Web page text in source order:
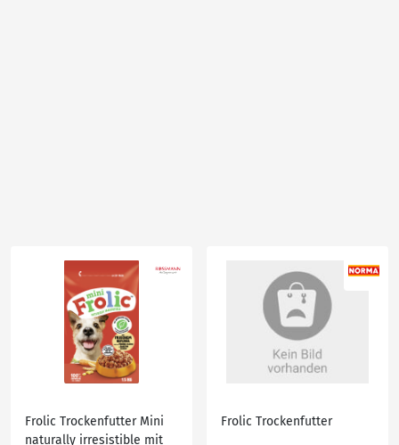
Frolic Trockenfutter Mini
naturally irresistible mit
Frolic Trockenfutter